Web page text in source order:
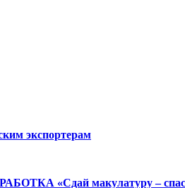
экспортерам
«Сдай макулатуру –